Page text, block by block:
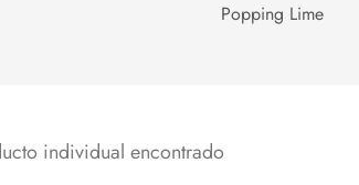
Popping Lime
individual encontrado